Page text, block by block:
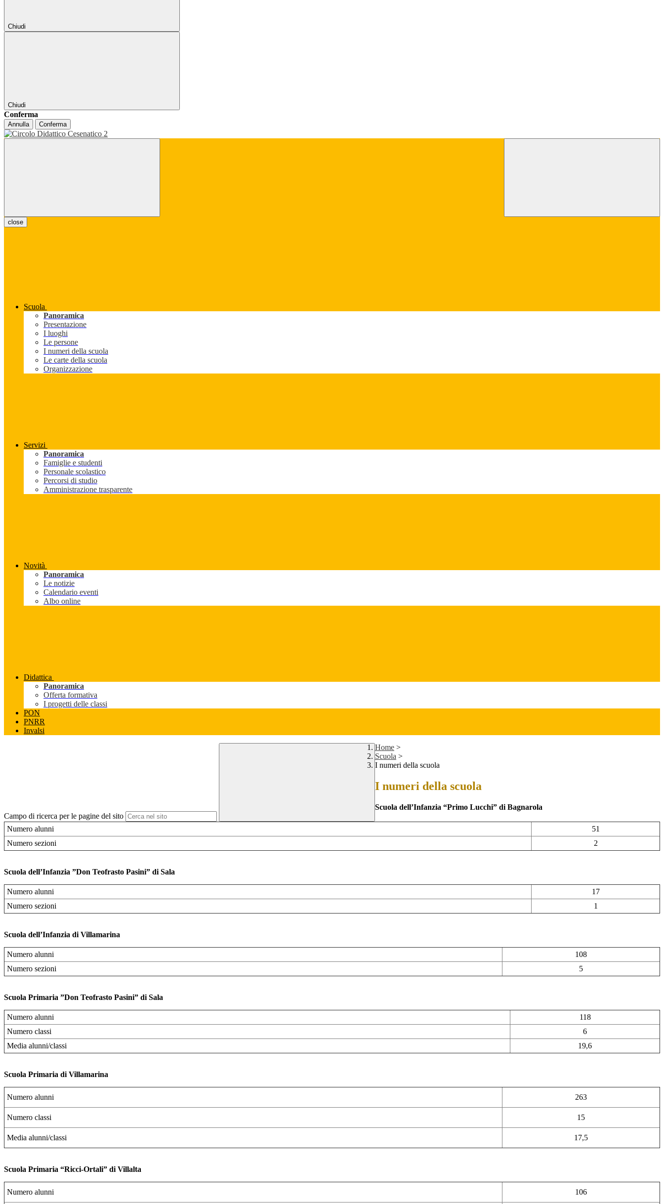
Chiudi
Chiudi
Conferma
Annulla Conferma
close
Scuola
Panoramica
Presentazione
I luoghi
Le persone
I numeri della scuola
Le carte della scuola
Organizzazione
Servizi
Panoramica
Famiglie e studenti
Personale scolastico
Percorsi di studio
Amministrazione trasparente
Novità
Panoramica
Le notizie
Calendario eventi
Albo online
Didattica
Panoramica
Offerta formativa
I progetti delle classi
PON
PNRR
Invalsi
Campo di ricerca per le pagine del sito
Home >
Scuola >
I numeri della scuola
I numeri della scuola
Scuola dell’Infanzia “Primo Lucchi” di Bagnarola
Numero alunni
51
Numero sezioni
2
Scuola dell’Infanzia ”Don Teofrasto Pasini” di Sala
Numero alunni
17
Numero sezioni
1
Scuola dell’Infanzia di Villamarina
Numero alunni
108
Numero sezioni
5
Scuola Primaria ”Don Teofrasto Pasini” di Sala
Numero alunni
118
Numero classi
6
Media alunni/classi
19,6
Scuola Primaria di Villamarina
Numero alunni 263
Numero classi 15
Media alunni/classi 17,5
Scuola Primaria “Ricci-Ortali” di Villalta
Numero alunni 106